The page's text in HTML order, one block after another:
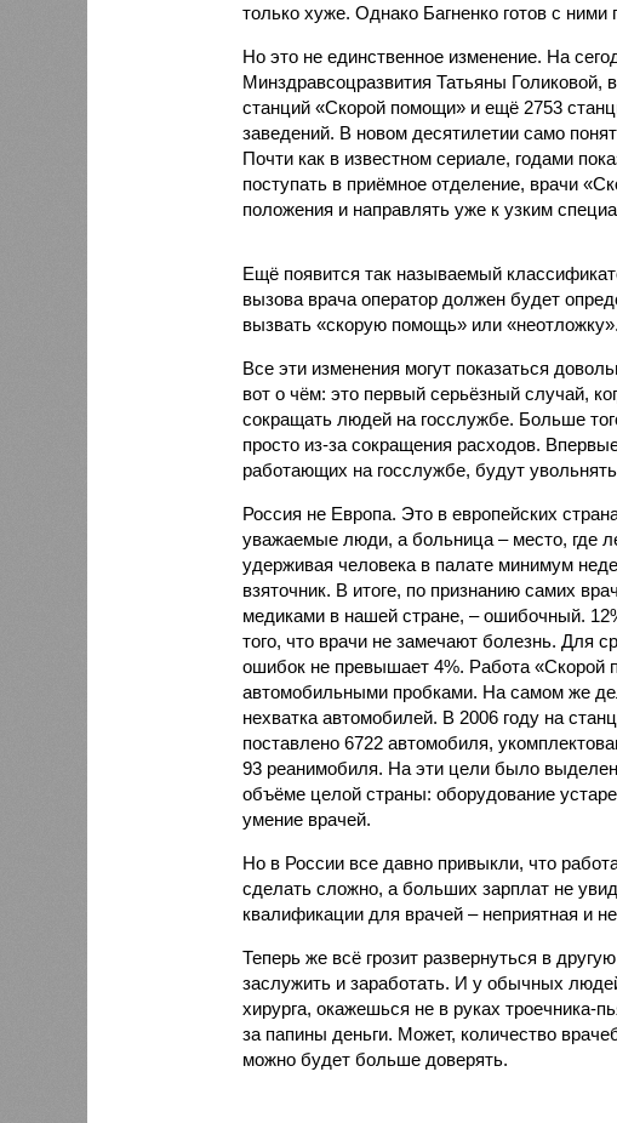
только хуже. Однако Багненко готов с ними
Но это не единственное изменение. На
Минздравсоцразвития Татьяны Голиковой,
станций «Скорой помощи» и ещё 2753
заведений. В новом десятилетии само
Почти как в известном сериале, годами
поступать в приёмное отделение, врачи
положения и направлять уже к узким
Ещё появится так называемый
вызова врача оператор должен будет
вызвать «скорую помощь» или «неотложку».
Все эти изменения могут показаться
вот о чём: это первый серьёзный случай,
сокращать людей на госслужбе. Больше
просто из-за сокращения расходов.
работающих на госслужбе, будут
Россия не Европа. Это в европейских
уважаемые люди, а больница – место, где
удерживая человека в палате минимум
взяточник. В итоге, по признанию самих
медиками в нашей стране, – ошибочный.
того, что врачи не замечают болезнь. Для
ошибок не превышает 4%. Работа «Скорой
автомобильными пробками. На самом же
нехватка автомобилей. В 2006 году на
поставлено 6722 автомобиля,
93 реанимобиля. На эти цели было
объёме целой страны: оборудование
умение врачей.
Но в России все давно привыкли, что
сделать сложно, а больших зарплат не
квалификации для врачей – неприятная и
Теперь же всё грозит развернуться в
заслужить и заработать. И у обычных
хирурга, окажешься не в руках троечника-
за папины деньги. Может, количество
можно будет больше доверять.